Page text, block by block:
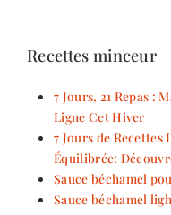
Recettes minceur
7 Jours, 21 Repas :
Ligne Cet Hiver
7 Jours de Recettes
Équilibrée:
Sauce béchamel
Sauce béchamel